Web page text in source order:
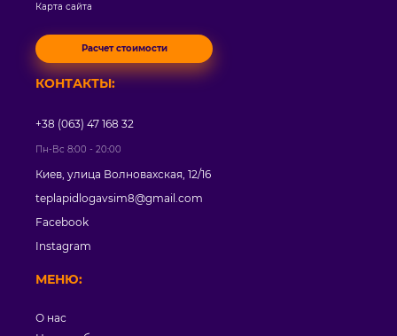
Карта сайта
Расчет стоимости
МЕНЮ:
О нас
КОНТАКТЫ:
+38 (063) 47 168 32
Пн-Вс 8:00 - 20:00
Киев, улица Волновахская, 12/16
teplapidlogavsim8@gmail.com
Facebook
Instagram